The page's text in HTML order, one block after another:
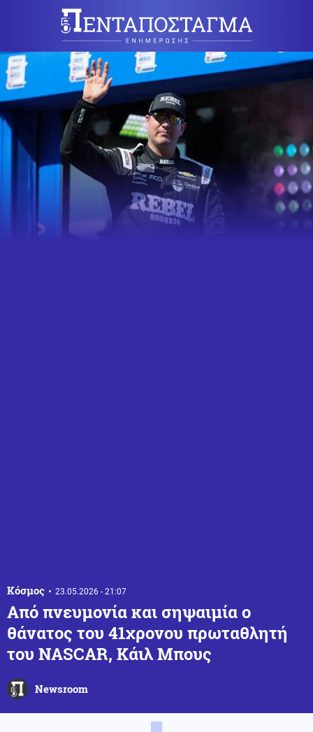
Κόσμος 23.05.2026 - 21:07
Από πνευμονία και σηψαιμία ο
θάνατος του 41χρονου πρωταθλητή
του NASCAR, Κάιλ Μπους
Newsroom